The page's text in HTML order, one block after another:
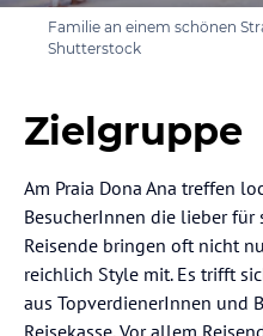
Familie an einem schönen
Shutterstock
Zielgruppe
Am Praia Dona Ana treffen
BesucherInnen die lieber für
Reisende bringen oft nicht
reichlich Style mit. Es trifft
aus TopverdienerInnen und